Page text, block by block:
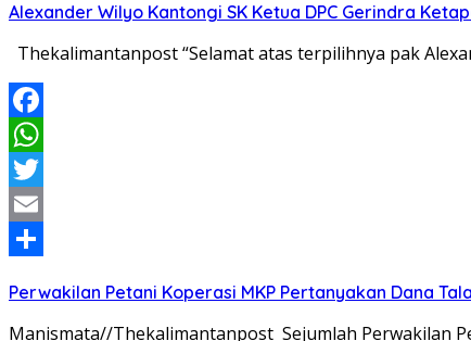
Alexander Wilyo Kantongi SK Ketua DPC Gerindra
Thekalimantanpost “Selamat atas terpilihnya pak
Facebook
WhatsApp
Twitter
Email
Perwakilan Petani Koperasi MKP Pertanyakan Dana
Manismata//Thekalimantanpost Sejumlah Perwakilan